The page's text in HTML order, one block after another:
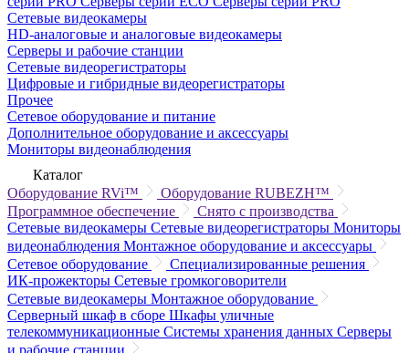
Сетевые видеокамеры
HD-аналоговые и аналоговые видеокамеры
Серверы и рабочие станции
Сетевые видеорегистраторы
Цифровые и гибридные видеорегистраторы
Прочее
Сетевое оборудование и питание
Дополнительное оборудование и аксессуары
Мониторы видеонаблюдения
Каталог
Оборудование RVi™
Оборудование RUBEZH™
Программное обеспечение
Снято с производства
Сетевые видеокамеры Сетевые видеорегистраторы Мониторы
видеонаблюдения Монтажное оборудование и аксессуары
Сетевое оборудование
Специализированные решения
ИК-прожекторы Сетевые громкоговорители
Сетевые видеокамеры Монтажное оборудование
Серверный шкаф в сборе Шкафы уличные
телекоммуникационные Системы хранения данных Серверы
и рабочие станции